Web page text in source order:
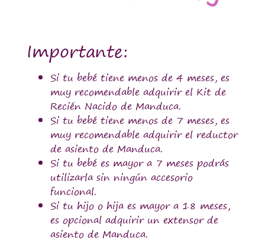
Importante:
Si tu bebé tiene menos de 4 meses, es
muy recomendable adquirir el Kit de
Recién Nacido de Manduca.
Si tu bebé tiene menos de 7 meses, es
muy recomendable adquirir el reductor
de asiento de Manduca.
Si tu bebé es mayor a 7 meses podrás
utilizarla sin ningún accesorio
funcional.
Si tu hijo o hija es mayor a 18 meses,
es opcional adquirir un extensor de
asiento de Manduca.